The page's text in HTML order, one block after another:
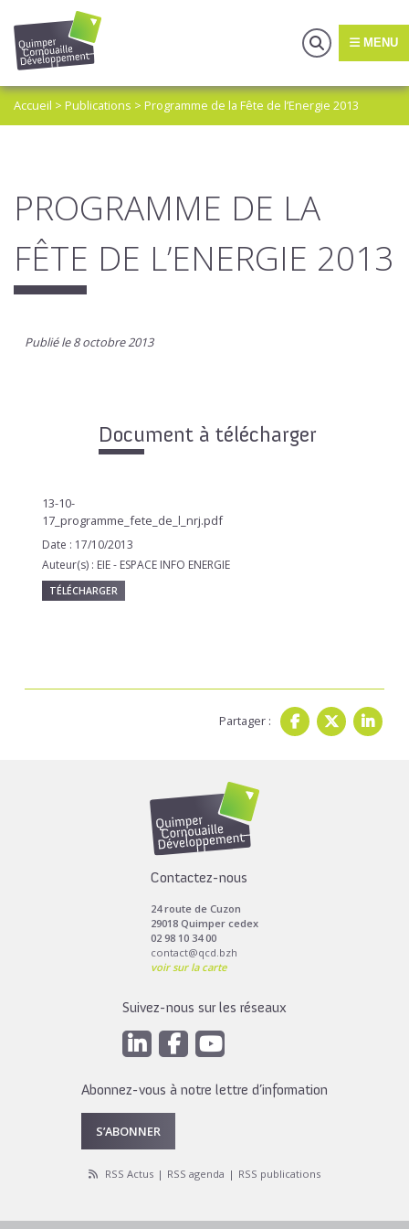
MENU
Accueil > Publications > Programme de la Fête de l’Energie 2013
PROGRAMME DE LA
FÊTE DE L’ENERGIE 2013
Publié le 8 octobre 2013
Document à télécharger
13-10-
17_programme_fete_de_l_nrj.pdf
Date : 17/10/2013
Auteur(s) : EIE - ESPACE INFO ENERGIE
TÉLÉCHARGER
Partager :
Contactez-nous
24 route de Cuzon
29018 Quimper cedex
02 98 10 34 00
contact@qcd.bzh
voir sur la carte
Suivez-nous sur les réseaux
Abonnez-vous à notre lettre d’information
S’ABONNER
RSS Actus RSS agenda RSS publications